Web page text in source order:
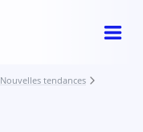
Nouvelles tendances